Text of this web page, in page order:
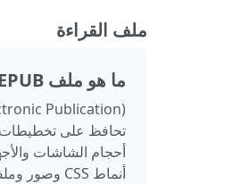
ملف القراءة
ما هو ملف EPUB؟
أنماط CSS وصور وملفات بيانات وصفية منظمة وفقاً لمواصفات EPUB.